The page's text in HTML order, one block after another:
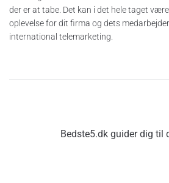
der er at tabe. Det kan i det hele taget
oplevelse for dit firma og dets
international telemarketing.
Bedste5.dk guider dig til